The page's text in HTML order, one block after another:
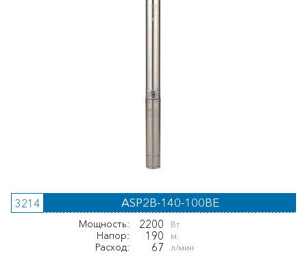
3214 ASP2B-140-100BE
Мощность: 2200 Вт
Напор: 190 м.
Расход: 67 л/мин